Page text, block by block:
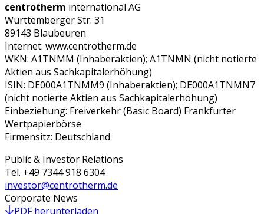
centrotherm international AG
Württemberger Str. 31
89143 Blaubeuren
Internet: www.centrotherm.de
WKN: A1TNMM (Inhaberaktien); A1TNMN (nicht notierte
Aktien aus Sachkapitalerhöhung)
ISIN: DE000A1TNMM9 (Inhaberaktien); DE000A1TNMN7
(nicht notierte Aktien aus Sachkapitalerhöhung)
Einbeziehung: Freiverkehr (Basic Board) Frankfurter
Wertpapierbörse
Firmensitz: Deutschland
Public & Investor Relations
Tel. +49 7344 918 6304
investor@centrotherm.de
Corporate News
PDF herunterladen